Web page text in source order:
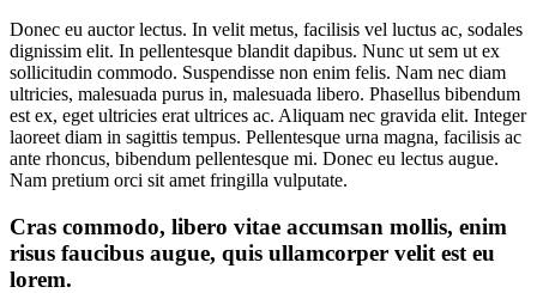
Donec eu auctor lectus. In velit metus, facilisis vel luctus ac, sodales
dignissim elit. In pellentesque blandit dapibus. Nunc ut sem ut ex
sollicitudin commodo. Suspendisse non enim felis. Nam nec diam
ultricies, malesuada purus in, malesuada libero. Phasellus bibendum
est ex, eget ultricies erat ultrices ac. Aliquam nec gravida elit. Integer
laoreet diam in sagittis tempus. Pellentesque urna magna, facilisis ac
ante rhoncus, bibendum pellentesque mi. Donec eu lectus augue.
Nam pretium orci sit amet fringilla vulputate.
Cras commodo, libero vitae accumsan mollis, enim
risus faucibus augue, quis ullamcorper velit est eu
lorem.